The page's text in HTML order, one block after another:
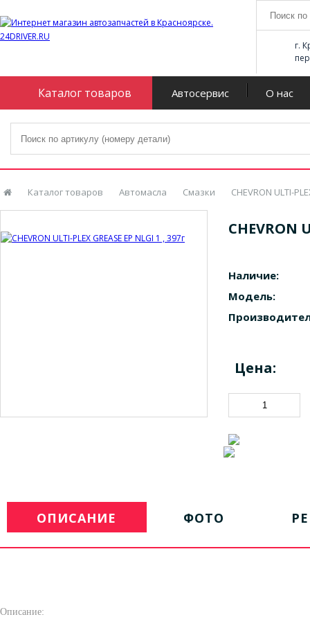
г.
Каталог товаров Автосервис О нас
Каталог товаров Автомасла Смазки CHEVRON ULTI-
CHEVRON
Наличие:
Модель:
Цена:
ОПИСАНИЕ ФОТО
Описание: